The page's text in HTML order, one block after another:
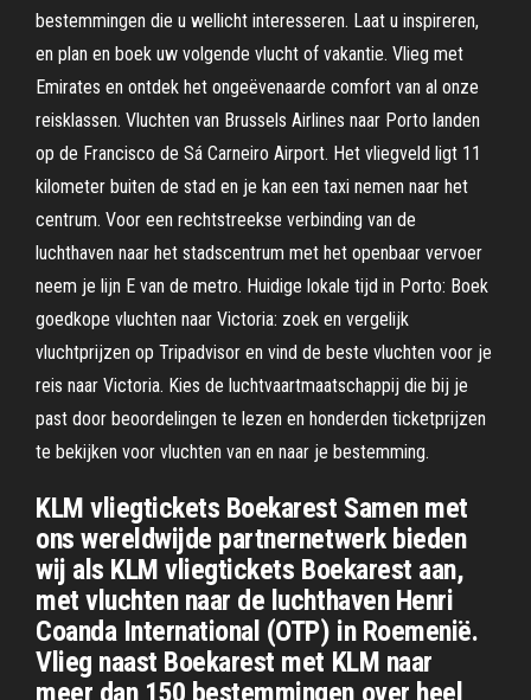
bestemmingen die u wellicht interesseren. Laat u inspireren,
en plan en boek uw volgende vlucht of vakantie. Vlieg met
Emirates en ontdek het ongeëvenaarde comfort van al onze
reisklassen. Vluchten van Brussels Airlines naar Porto landen
op de Francisco de Sá Carneiro Airport. Het vliegveld ligt 11
kilometer buiten de stad en je kan een taxi nemen naar het
centrum. Voor een rechtstreekse verbinding van de
luchthaven naar het stadscentrum met het openbaar vervoer
neem je lijn E van de metro. Huidige lokale tijd in Porto: Boek
goedkope vluchten naar Victoria: zoek en vergelijk
vluchtprijzen op Tripadvisor en vind de beste vluchten voor je
reis naar Victoria. Kies de luchtvaartmaatschappij die bij je
past door beoordelingen te lezen en honderden ticketprijzen
te bekijken voor vluchten van en naar je bestemming.
KLM vliegtickets Boekarest Samen met
ons wereldwijde partnernetwerk bieden
wij als KLM vliegtickets Boekarest aan,
met vluchten naar de luchthaven Henri
Coanda International (OTP) in Roemenië.
Vlieg naast Boekarest met KLM naar
meer dan 150 bestemmingen over heel